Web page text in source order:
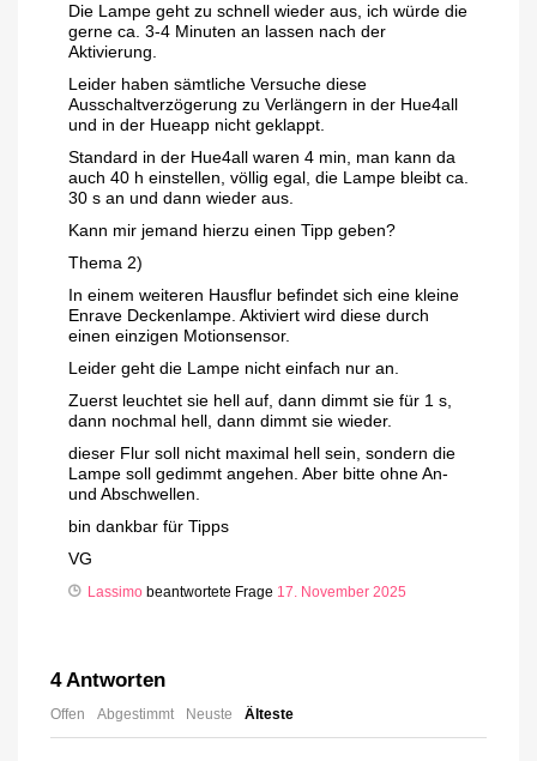
Die Lampe geht zu schnell wieder aus, ich würde die
gerne ca. 3-4 Minuten an lassen nach der
Aktivierung.
Leider haben sämtliche Versuche diese
Ausschaltverzögerung zu Verlängern in der Hue4all
und in der Hueapp nicht geklappt.
Standard in der Hue4all waren 4 min, man kann da
auch 40 h einstellen, völlig egal, die Lampe bleibt ca.
30 s an und dann wieder aus.
Kann mir jemand hierzu einen Tipp geben?
Thema 2)
In einem weiteren Hausflur befindet sich eine kleine
Enrave Deckenlampe. Aktiviert wird diese durch
einen einzigen Motionsensor.
Leider geht die Lampe nicht einfach nur an.
Zuerst leuchtet sie hell auf, dann dimmt sie für 1 s,
dann nochmal hell, dann dimmt sie wieder.
dieser Flur soll nicht maximal hell sein, sondern die
Lampe soll gedimmt angehen. Aber bitte ohne An-
und Abschwellen.
bin dankbar für Tipps
VG
Lassimo beantwortete Frage 17. November 2025
4Antworten
Offen Abgestimmt Neuste Älteste